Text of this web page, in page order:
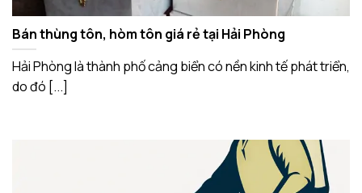
Bán thùng tôn, hòm tôn giá rẻ tại Hải Phòng
Hải Phòng là thành phố cảng biển có nền kinh tế phát triển,
do đó [...]